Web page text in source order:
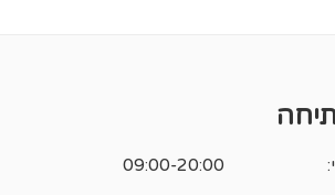
09:00-20:00